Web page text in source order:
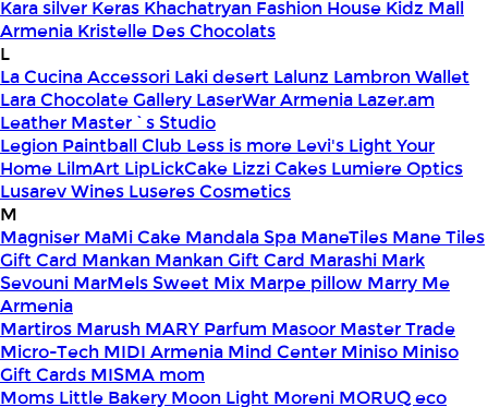
Kara silver Keras Khachatryan Fashion House Kidz Mall
Armenia Kristelle Des Chocolats
L
La Cucina Accessori Laki desert Lalunz Lambron Wallet
Lara Chocolate Gallery LaserWar Armenia Lazer.am
Leather Master`s Studio
Legion Paintball Club Less is more Levi's Light Your
Home LilmArt LipLickCake Lizzi Cakes Lumiere Optics
Lusarev Wines Luseres Cosmetics
M
Magniser MaMi Cake Mandala Spa ManeTiles Mane Tiles
Gift Card Mankan Mankan Gift Card Marashi Mark
Sevouni MarMels Sweet Mix Marpe pillow Marry Me
Armenia
Martiros Marush MARY Parfum Masoor Master Trade
Micro-Tech MIDI Armenia Mind Center Miniso Miniso
Gift Cards MISMA mom
Moms Little Bakery Moon Light Moreni MORUQ eco